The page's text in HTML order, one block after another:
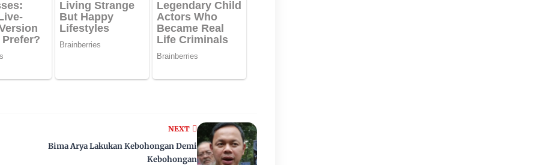
NEXT
Bima Arya Lakukan Kebohongan Demi
Kebohongan